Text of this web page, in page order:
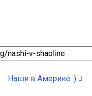
Наши в Америке :)